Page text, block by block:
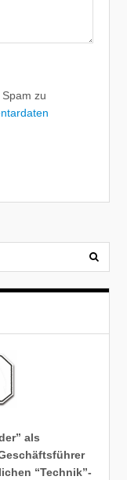
zu
als
“Technik”-